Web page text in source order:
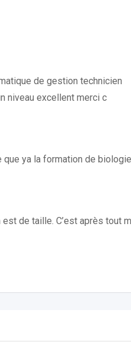
de gestion technicien
niveau excellent merci c
de taille. C’est après tout